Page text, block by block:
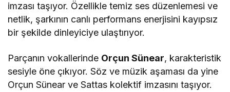
imzası taşıyor. Özellikle temiz ses düzenlemesi ve
netlik, şarkının canlı performans enerjisini kayıpsız
bir şekilde dinleyiciye ulaştırıyor.
Parçanın vokallerinde Orçun Sünear, karakteristik
sesiyle öne çıkıyor. Söz ve müzik aşaması da yine
Orçun Sünear ve Sattas kolektif imzasını taşıyor.